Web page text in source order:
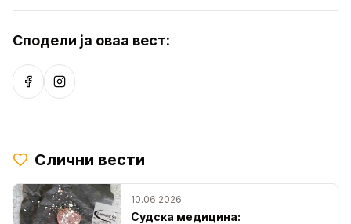
Сподели ја оваа вест:
Сподели на Facebook
Сподели на Instagram
Слични вести
10.06.2026
Судска медицина: